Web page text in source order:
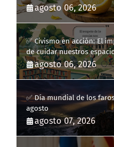
diario
agosto 06, 2026
✅ Civismo en acción: El
de cuidar nuestros
públicos
agosto 06, 2026
✅ Día mundial de los
agosto
agosto 07, 2026